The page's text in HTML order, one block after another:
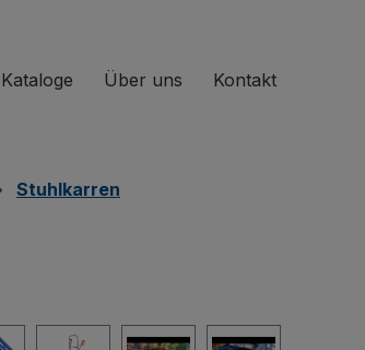
Dropdown der Kategorie Produkte
Kataloge Über uns Kontakt
Stuhlkarren